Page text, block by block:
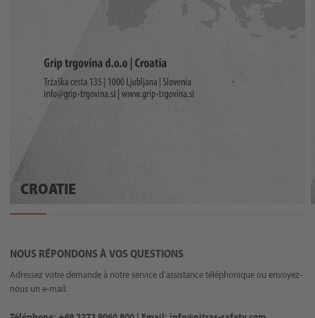
CROATIE
NOUS RÉPONDONS À VOS QUESTIONS
Adressez votre demande à notre service d'assistance téléphonique ou envoyez-
nous un e-mail: